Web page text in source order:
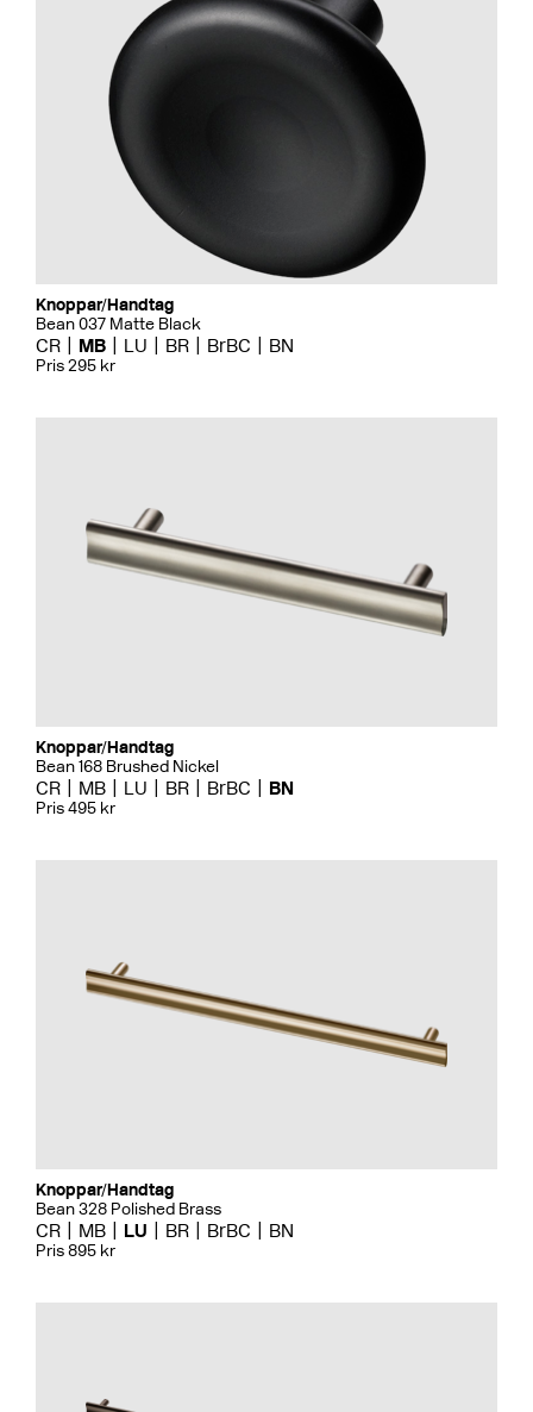
Knoppar/Handtag
Bean 037 Matte Black
CR MB LU BR BrBC BN
Pris 295 kr
Knoppar/Handtag
Bean 168 Brushed Nickel
CR MB LU BR BrBC BN
Pris 495 kr
Knoppar/Handtag
Bean 328 Polished Brass
CR MB LU BR BrBC BN
Pris 895 kr